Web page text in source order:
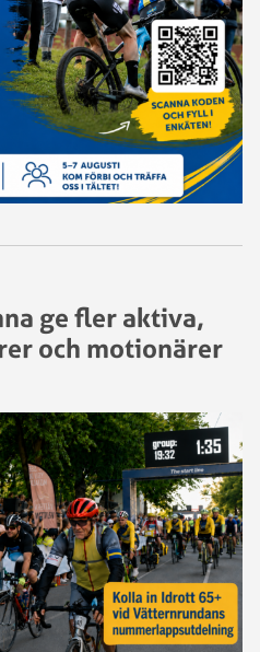
ge fler aktiva,
och motionärer